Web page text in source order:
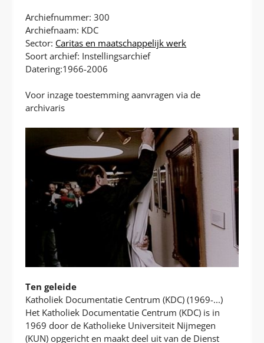
Archiefnummer: 300
Archiefnaam: KDC
Sector: Caritas en maatschappelijk werk
Soort archief: Instellingsarchief
Datering:1966-2006
Voor inzage toestemming aanvragen via de
archivaris
Ten geleide
Katholiek Documentatie Centrum (KDC) (1969-...)
Het Katholiek Documentatie Centrum (KDC) is in
1969 door de Katholieke Universiteit Nijmegen
(KUN) opgericht en maakt deel uit van de Dienst